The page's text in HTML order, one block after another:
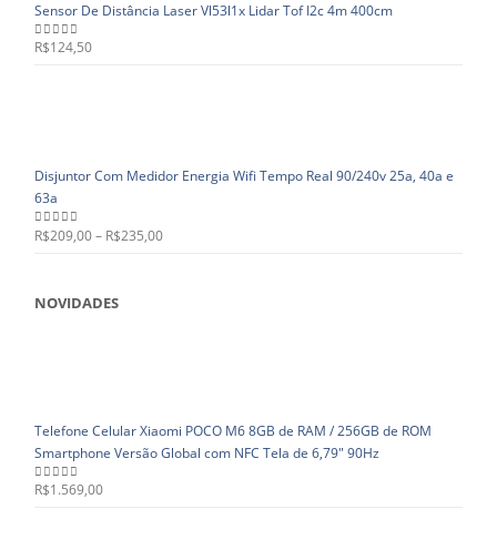
Sensor De Distância Laser Vl53l1x Lidar Tof I2c 4m 400cm
0out of 5
R$124,50
Disjuntor Com Medidor Energia Wifi Tempo Real 90/240v 25a, 40a e
63a
0out of 5
R$209,00– R$235,00
NOVIDADES
Telefone Celular Xiaomi POCO M6 8GB de RAM / 256GB de ROM
Smartphone Versão Global com NFC Tela de 6,79" 90Hz
0out of 5
R$1.569,00